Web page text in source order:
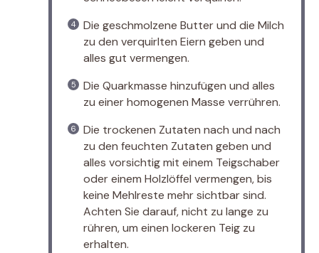
Die geschmolzene Butter und die Milch
zu den verquirlten Eiern geben und
alles gut vermengen.
Die Quarkmasse hinzufügen und alles
zu einer homogenen Masse verrühren.
Die trockenen Zutaten nach und nach
zu den feuchten Zutaten geben und
alles vorsichtig mit einem Teigschaber
oder einem Holzlöffel vermengen, bis
keine Mehlreste mehr sichtbar sind.
Achten Sie darauf, nicht zu lange zu
rühren, um einen lockeren Teig zu
erhalten.